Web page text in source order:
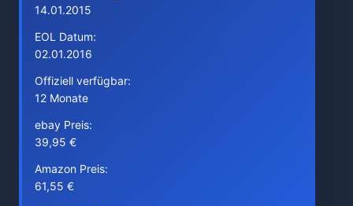
14.01.2015
EOL Datum:
02.01.2016
Offiziell verfügbar:
12 Monate
ebay Preis:
39,95 €
Amazon Preis:
61,55 €